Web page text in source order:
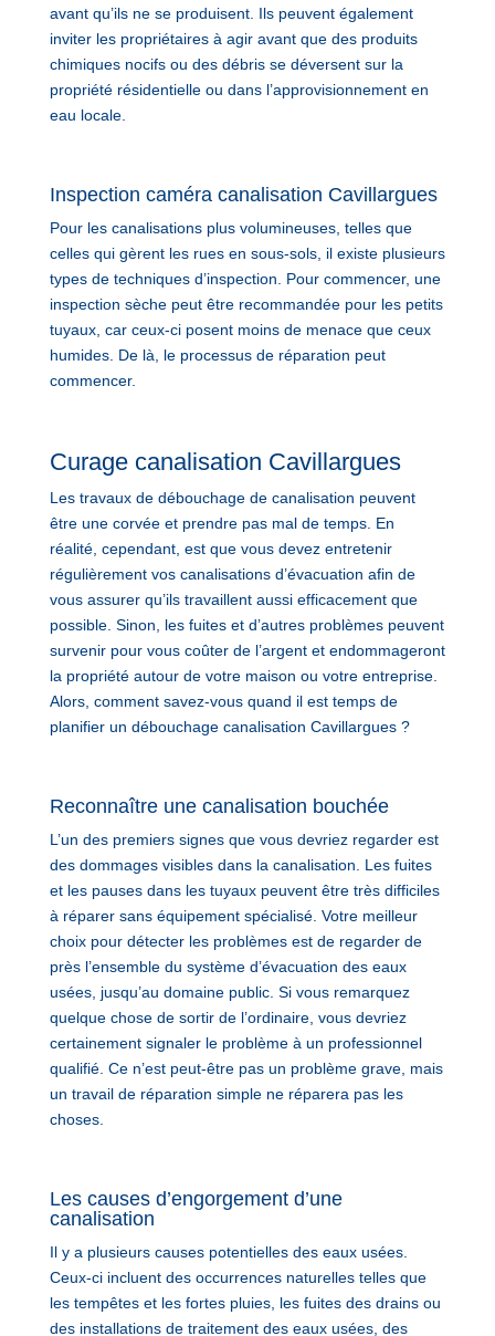
avant qu’ils ne se produisent. Ils peuvent également
inviter les propriétaires à agir avant que des produits
chimiques nocifs ou des débris se déversent sur la
propriété résidentielle ou dans l’approvisionnement en
eau locale.
Inspection caméra canalisation Cavillargues
Pour les canalisations plus volumineuses, telles que
celles qui gèrent les rues en sous-sols, il existe plusieurs
types de techniques d’inspection. Pour commencer, une
inspection sèche peut être recommandée pour les petits
tuyaux, car ceux-ci posent moins de menace que ceux
humides. De là, le processus de réparation peut
commencer.
Curage canalisation Cavillargues
Les travaux de débouchage de canalisation peuvent
être une corvée et prendre pas mal de temps. En
réalité, cependant, est que vous devez entretenir
régulièrement vos canalisations d’évacuation afin de
vous assurer qu’ils travaillent aussi efficacement que
possible. Sinon, les fuites et d’autres problèmes peuvent
survenir pour vous coûter de l’argent et endommageront
la propriété autour de votre maison ou votre entreprise.
Alors, comment savez-vous quand il est temps de
planifier un débouchage canalisation Cavillargues ?
Reconnaître une canalisation bouchée
L’un des premiers signes que vous devriez regarder est
des dommages visibles dans la canalisation. Les fuites
et les pauses dans les tuyaux peuvent être très difficiles
à réparer sans équipement spécialisé. Votre meilleur
choix pour détecter les problèmes est de regarder de
près l’ensemble du système d’évacuation des eaux
usées, jusqu’au domaine public. Si vous remarquez
quelque chose de sortir de l’ordinaire, vous devriez
certainement signaler le problème à un professionnel
qualifié. Ce n’est peut-être pas un problème grave, mais
un travail de réparation simple ne réparera pas les
choses.
Les causes d’engorgement d’une
canalisation
Il y a plusieurs causes potentielles des eaux usées.
Ceux-ci incluent des occurrences naturelles telles que
les tempêtes et les fortes pluies, les fuites des drains ou
des installations de traitement des eaux usées, des